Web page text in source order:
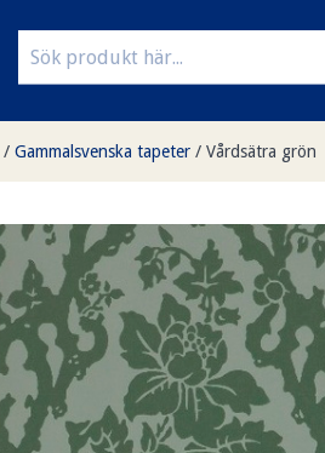
/ Gammalsvenska tapeter / Vårdsätra grön